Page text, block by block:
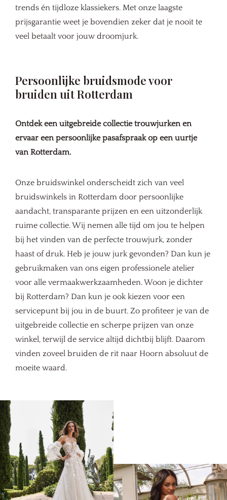
trends én tijdloze klassiekers. Met onze laagste
prijsgarantie weet je bovendien zeker dat je nooit te
veel betaalt voor jouw droomjurk.
Persoonlijke bruidsmode voor
bruiden uit Rotterdam
Ontdek een uitgebreide collectie trouwjurken en
ervaar een persoonlijke pasafspraak op een uurtje
van Rotterdam.
Onze bruidswinkel onderscheidt zich van veel
bruidswinkels in Rotterdam door persoonlijke
aandacht, transparante prijzen en een uitzonderlijk
ruime collectie. Wij nemen alle tijd om jou te helpen
bij het vinden van de perfecte trouwjurk, zonder
haast of druk. Heb je jouw jurk gevonden? Dan kun je
gebruikmaken van ons eigen professionele atelier
voor alle vermaakwerkzaamheden. Woon je dichter
bij Rotterdam? Dan kun je ook kiezen voor een
servicepunt bij jou in de buurt. Zo profiteer je van de
uitgebreide collectie en scherpe prijzen van onze
winkel, terwijl de service altijd dichtbij blijft. Daarom
vinden zoveel bruiden de rit naar Hoorn absoluut de
moeite waard.